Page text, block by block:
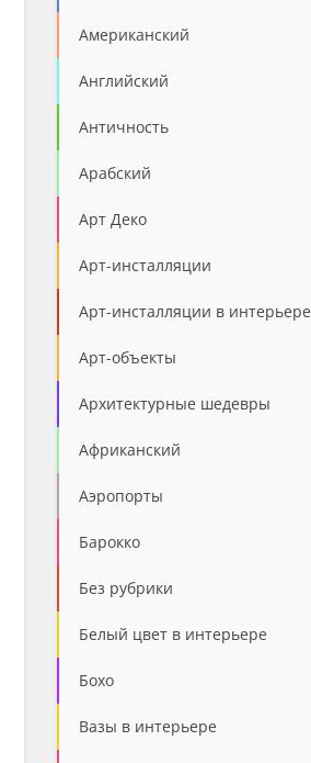
Американский
Английский
Античность
Арабский
Арт Деко
Арт-инсталляции
Арт-инсталляции в интерьере
Арт-объекты
Архитектурные шедевры
Африканский
Аэропорты
Барокко
Без рубрики
Белый цвет в интерьере
Бохо
Вазы в интерьере